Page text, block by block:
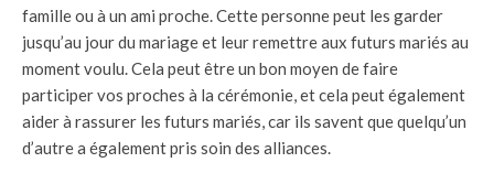
famille ou à un ami proche. Cette personne peut les garder
jusqu’au jour du mariage et leur remettre aux futurs mariés au
moment voulu. Cela peut être un bon moyen de faire
participer vos proches à la cérémonie, et cela peut également
aider à rassurer les futurs mariés, car ils savent que quelqu’un
d’autre a également pris soin des alliances.